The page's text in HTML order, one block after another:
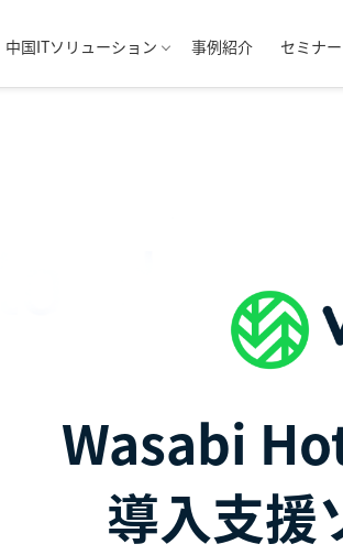
中国ITソリューション 事例紹介 セミナー
Wasabi
導入支援